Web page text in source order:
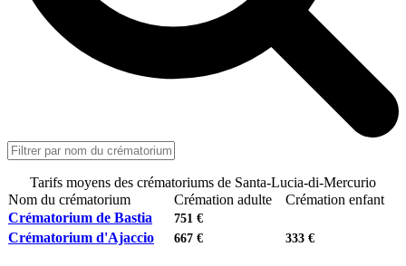
Tarifs moyens des crématoriums de Santa-Lucia-di-Mercurio
Nom du crématorium
Crémation adulte
Crémation enfant
Crématorium de Bastia
751 €
Crématorium d'Ajaccio 667 € 333 €